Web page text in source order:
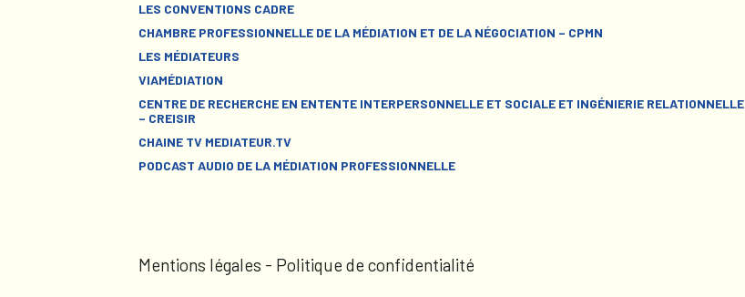
LES CONVENTIONS CADRE
CHAMBRE PROFESSIONNELLE DE LA MÉDIATION ET DE LA NÉGOCIATION – CPMN
LES MÉDIATEURS
VIAMÉDIATION
CENTRE DE RECHERCHE EN ENTENTE INTERPERSONNELLE ET SOCIALE ET INGÉNIERIE RELATIONNELLE
– CREISIR
CHAINE TV MEDIATEUR.TV
PODCAST AUDIO DE LA MÉDIATION PROFESSIONNELLE
Mentions légales - Politique de confidentialité